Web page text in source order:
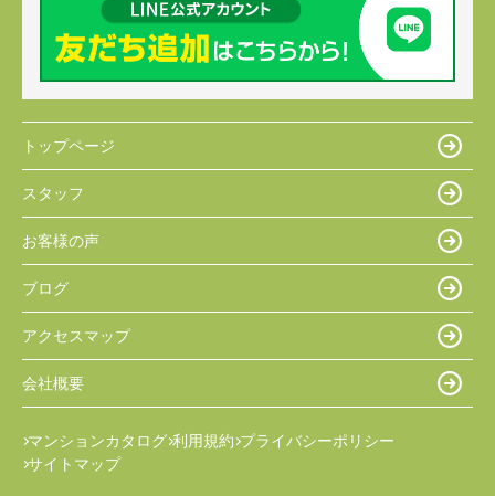
トップページ
スタッフ
お客様の声
ブログ
アクセスマップ
会社概要
マンションカタログ 利用規約 プライバシーポリシー
サイトマップ